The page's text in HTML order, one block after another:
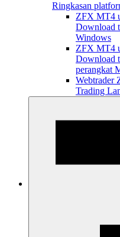
Ringkasan
ZFX MT4
Download
Windows
ZFX MT4
Download
perangkat
Webtrader
Trading